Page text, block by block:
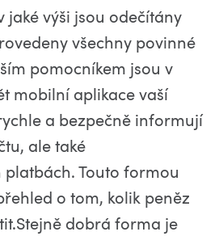
jaké výši jsou odečítány
všechny povinné
pomocníkem jsou v
mobilní aplikace vaší
a bezpečně informují
ale také
Touto formou
o tom, kolik peněz
dobrá forma je